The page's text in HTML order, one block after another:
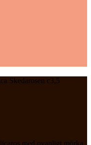
Skedarosen c3,5